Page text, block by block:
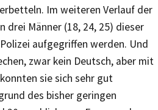
Im weiteren Verlauf der
drei Männer (18, 24, 25) dieser
aufgegriffen werden. Und
zwar kein Deutsch, aber mit
sie sich sehr gut
des bisher geringen